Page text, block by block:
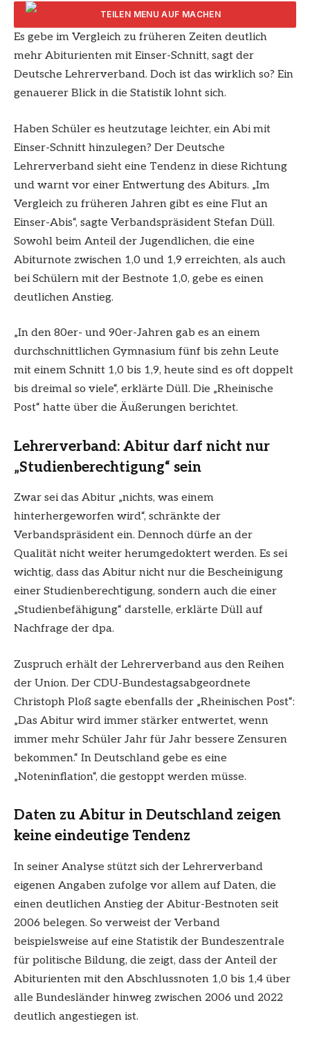
ARTIKEL TEILEN
Es gebe im Vergleich zu früheren Zeiten deutlich
mehr Abiturienten mit Einser-Schnitt, sagt der
Deutsche Lehrerverband. Doch ist das wirklich so? Ein
genauerer Blick in die Statistik lohnt sich.
Haben Schüler es heutzutage leichter, ein Abi mit
Einser-Schnitt hinzulegen? Der Deutsche
Lehrerverband sieht eine Tendenz in diese Richtung
und warnt vor einer Entwertung des Abiturs. „Im
Vergleich zu früheren Jahren gibt es eine Flut an
Einser-Abis“, sagte Verbandspräsident Stefan Düll.
Sowohl beim Anteil der Jugendlichen, die eine
Abiturnote zwischen 1,0 und 1,9 erreichten, als auch
bei Schülern mit der Bestnote 1,0, gebe es einen
deutlichen Anstieg.
„In den 80er- und 90er-Jahren gab es an einem
durchschnittlichen Gymnasium fünf bis zehn Leute
mit einem Schnitt 1,0 bis 1,9, heute sind es oft doppelt
bis dreimal so viele“, erklärte Düll. Die „Rheinische
Post“ hatte über die Äußerungen berichtet.
Lehrerverband: Abitur darf nicht nur
„Studienberechtigung“ sein
Zwar sei das Abitur „nichts, was einem
hinterhergeworfen wird“, schränkte der
Verbandspräsident ein. Dennoch dürfe an der
Qualität nicht weiter herumgedoktert werden. Es sei
wichtig, dass das Abitur nicht nur die Bescheinigung
einer Studienberechtigung, sondern auch die einer
„Studienbefähigung“ darstelle, erklärte Düll auf
Nachfrage der dpa.
Zuspruch erhält der Lehrerverband aus den Reihen
der Union. Der CDU-Bundestagsabgeordnete
Christoph Ploß sagte ebenfalls der „Rheinischen Post“:
„Das Abitur wird immer stärker entwertet, wenn
immer mehr Schüler Jahr für Jahr bessere Zensuren
bekommen.“ In Deutschland gebe es eine
„Noteninflation“, die gestoppt werden müsse.
Daten zu Abitur in Deutschland zeigen
keine eindeutige Tendenz
In seiner Analyse stützt sich der Lehrerverband
eigenen Angaben zufolge vor allem auf Daten, die
einen deutlichen Anstieg der Abitur-Bestnoten seit
2006 belegen. So verweist der Verband
beispielsweise auf eine Statistik der Bundeszentrale
für politische Bildung, die zeigt, dass der Anteil der
Abiturienten mit den Abschlussnoten 1,0 bis 1,4 über
alle Bundesländer hinweg zwischen 2006 und 2022
deutlich angestiegen ist.